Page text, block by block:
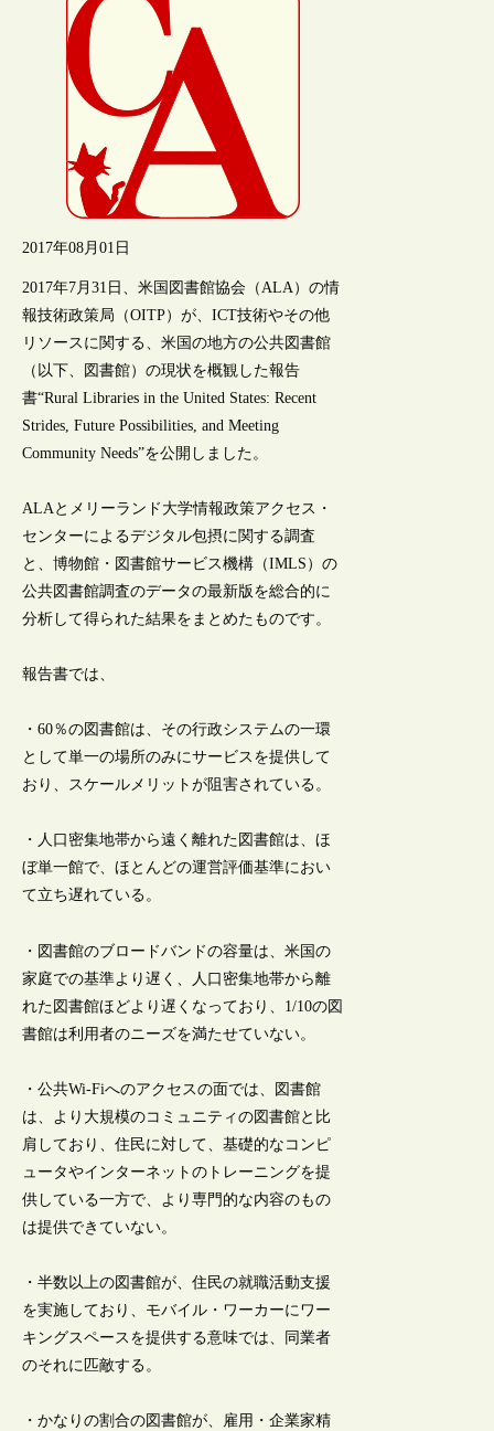
2017年08月01日
2017年7月31日、米国図書館協会（ALA）の情
報技術政策局（OITP）が、ICT技術やその他
リソースに関する、米国の地方の公共図書館
（以下、図書館）の現状を概観した報告
書“Rural Libraries in the United States: Recent
Strides, Future Possibilities, and Meeting
Community Needs”を公開しました。
ALAとメリーランド大学情報政策アクセス・
センターによるデジタル包摂に関する調査
と、博物館・図書館サービス機構（IMLS）の
公共図書館調査のデータの最新版を総合的に
分析して得られた結果をまとめたものです。
報告書では、
・60％の図書館は、その行政システムの一環
として単一の場所のみにサービスを提供して
おり、スケールメリットが阻害されている。
・人口密集地帯から遠く離れた図書館は、ほ
ぼ単一館で、ほとんどの運営評価基準におい
て立ち遅れている。
・図書館のブロードバンドの容量は、米国の
家庭での基準より遅く、人口密集地帯から離
れた図書館ほどより遅くなっており、1/10の図
書館は利用者のニーズを満たせていない。
・公共Wi-Fiへのアクセスの面では、図書館
は、より大規模のコミュニティの図書館と比
肩しており、住民に対して、基礎的なコンピ
ュータやインターネットのトレーニングを提
供している一方で、より専門的な内容のもの
は提供できていない。
・半数以上の図書館が、住民の就職活動支援
を実施しており、モバイル・ワーカーにワー
キングスペースを提供する意味では、同業者
のそれに匹敵する。
・かなりの割合の図書館が、雇用・企業家精